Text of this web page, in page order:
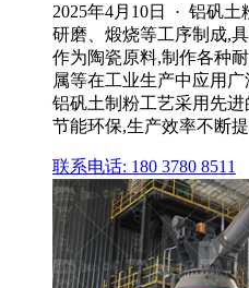
2025年4月10日 · 铝矾土
研磨、煅烧等工序制成,
作为陶瓷原料,制作各种
属等在工业生产中应用
铝矾土制粉工艺采用先
节能环保,生产效率不断
联系电话: 180 3780 8511